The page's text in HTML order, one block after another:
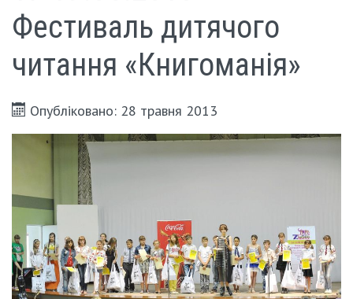
Фестиваль дитячого
читання «Книгоманія»
Опубліковано: 28 травня 2013